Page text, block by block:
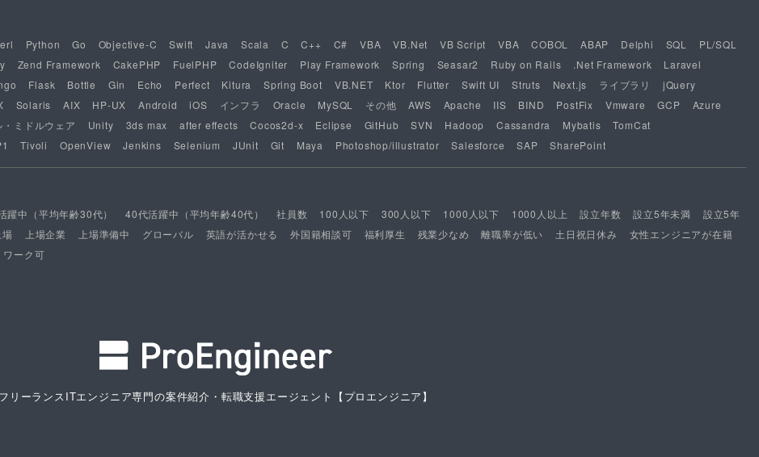
Python Go Objective-C Swift Java Scala C C++ C# VBA VB.Net VB Script VBA COBOL ABAP Delphi SQL
PL/SQL
Zend Framework CakePHP FuelPHP CodeIgniter Play Framework Spring Seasar2 Ruby on Rails .Net Framework
Laravel
Flask Bottle Gin Echo Perfect Kitura Spring Boot VB.NET Ktor Flutter Swift UI Struts Next.js ライブラリ
jQuery
Solaris AIX HP-UX Android iOS インフラ Oracle MySQL その他 AWS Apache IIS BIND PostFix Vmware GCP
Azure
・ミドルウェア Unity 3ds max after effects Cocos2d-x Eclipse GitHub SVN Hadoop Cassandra Mybatis
TomCat
Tivoli OpenView Jenkins Selenium JUnit Git Maya Photoshop/illustrator Salesforce SAP SharePoint
躍中（平均年齢30代） 40代活躍中（平均年齢40代） 社員数 100人以下 300人以下 1000人以下 1000人以上 設立年数 設立5年未満
設立5年
場 上場企業 上場準備中 グローバル 英語が活かせる 外国籍相談可 福利厚生 残業少なめ 離職率が低い 土日祝日休み
女性エンジニアが在籍
ワーク可
フリーランスITエンジニア専門の案件紹介・転職支援エージェント 【プロエンジニア】